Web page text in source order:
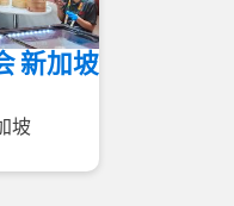
新加坡
坡